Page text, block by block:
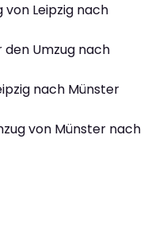
Leipzig nach
den Umzug nach
nach Münster
von Münster nach